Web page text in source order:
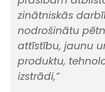
zinātniskās
nodrošinātu
attīstību, jaunu
produktu,
izstrādi,”